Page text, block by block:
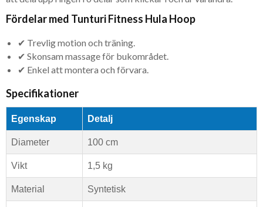
Fördelar med Tunturi Fitness Hula Hoop
✔ Trevlig motion och träning.
✔ Skonsam massage för bukområdet.
✔ Enkel att montera och förvara.
Specifikationer
Egenskap Detalj
Diameter 100 cm
Vikt 1,5 kg
Material Syntetisk